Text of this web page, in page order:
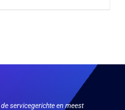
de servicegerichte en meest